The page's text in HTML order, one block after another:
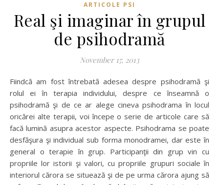
ARTICOLE PSI
Real şi imaginar în grupul
de psihodramă
November 17, 2013
Fiindcă am fost întrebată adesea despre psihodramă şi
rolul ei în terapia individului, despre ce înseamnă o
psihodramă şi de ce ar alege cineva psihodrama în locul
oricărei alte terapii, voi începe o serie de articole care să
facă lumină asupra acestor aspecte. Psihodrama se poate
desfăşura şi individual sub forma monodramei, dar este în
general o terapie în grup. Participanţii din grup vin cu
propriile lor istorii şi valori, cu propriile grupuri sociale în
interiorul cărora se situează şi de pe urma cărora ajung să